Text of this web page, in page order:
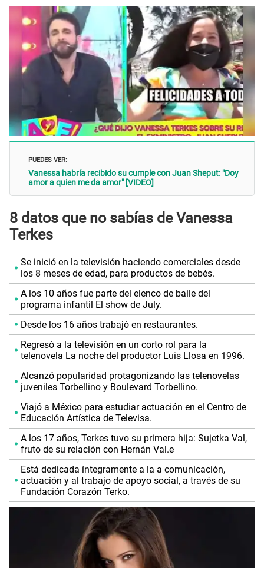
PUEDES VER:
Vanessa habría recibido su cumple con Juan Sheput: "Doy
amor a quien me da amor" [VIDEO]
8 datos que no sabías de Vanessa
Terkes
Se inició en la televisión haciendo comerciales desde
los 8 meses de edad, para productos de bebés.
A los 10 años fue parte del elenco de baile del
programa infantil El show de July.
Desde los 16 años trabajó en restaurantes.
Regresó a la televisión en un corto rol para la
telenovela La noche del productor Luis Llosa en 1996.
Alcanzó popularidad protagonizando las telenovelas
juveniles Torbellino y Boulevard Torbellino.
Viajó a México para estudiar actuación en el Centro de
Educación Artística de Televisa.
A los 17 años, Terkes tuvo su primera hija: Sujetka Val,
fruto de su relación con Hernán Val.e
Está dedicada íntegramente a la a comunicación,
actuación y al trabajo de apoyo social, a través de su
Fundación Corazón Terko.